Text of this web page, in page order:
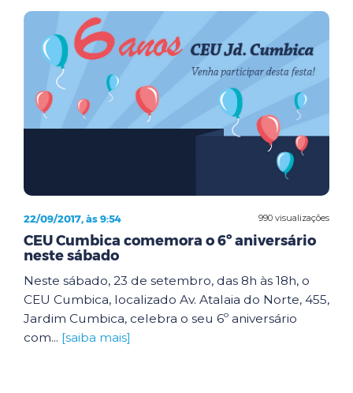
990 visualizações
22/09/2017, às 9:54
CEU Cumbica comemora o 6º aniversário
neste sábado
Neste sábado, 23 de setembro, das 8h às 18h, o
CEU Cumbica, localizado Av. Atalaia do Norte, 455,
Jardim Cumbica, celebra o seu 6º aniversário
com... [saiba mais]